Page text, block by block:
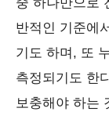
반적인 기준에
기도 하며, 또
측정되기도 한
보충해야 하는